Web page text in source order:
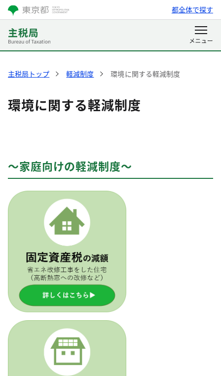
都全体で探す
主税局トップ 軽減制度 環境に関する軽減制度
環境に関する軽減制度
～家庭向けの軽減制度～